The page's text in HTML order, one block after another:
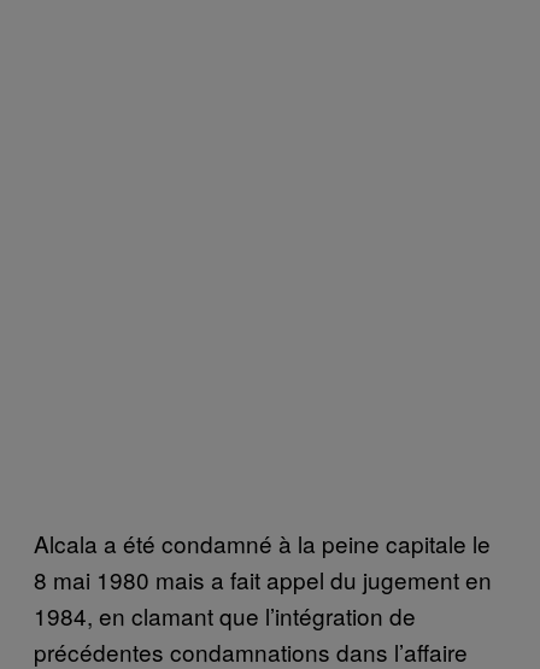
Alcala a été condamné à la peine capitale le
8 mai 1980 mais a fait appel du jugement en
1984, en clamant que l’intégration de
précédentes condamnations dans l’affaire